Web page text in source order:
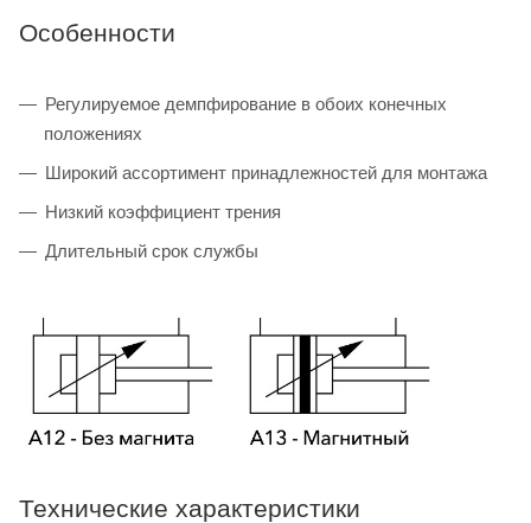
Особенности
Регулируемое демпфирование в обоих конечных
положениях
Широкий ассортимент принадлежностей для монтажа
Низкий коэффициент трения
Длительный срок службы
Технические характеристики